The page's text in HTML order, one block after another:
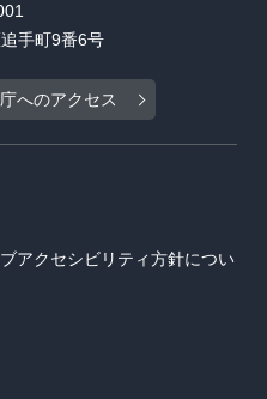
手町9番6号
へのアクセス
アクセシビリティ方針につい